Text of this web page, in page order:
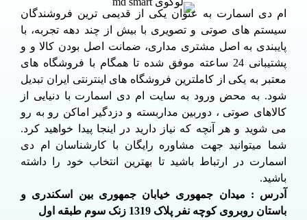
ام دی اسمارت به عنوان یکی از قدیمی ترین فروشندگان
سیستم های صوتی و تصویری با بیش از چند دهه تجربه، با
پایبندی به اصل مشتری مداری، ضمانت اصل بودن کالا و و
پشتیبانی 24 ساعته موفق شده تا همگام با فروشگاه های
معتبر به یکی از کاملترین فروشگاه های اینترنتی ایران تبدیل
شود. به محض ورود به سایت ام دی اسمارت با دنیایی از
کالاهای صوتی ، دوربین مداربسته و دزدگیر اماکن رو به رو
می شوید و هر آنچه که نیاز دارید در اینجا پیدا خواهید کرد.
شما میتوانید جهت مشاوره رایگان با کارشناسان ام دی
اسمارت در ارتباط باشید تا بهترین انتخاب خود را داشته
باشید.
آدرس : میدان جمهوری خیابان جمهوری بین اسکندری و
باستان روبروی کوچه نفر پلاک 1319 زنک سوم طبقه اول